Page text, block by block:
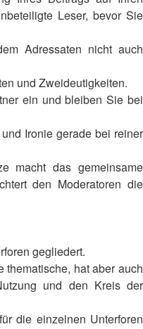
Leser, bevor Sie
Adressaten nicht auch
und Zweideutigkeiten.
ein und bleiben Sie bei
Ironie gerade bei reiner
macht das gemeinsame
den Moderatoren die
gegliedert.
hat aber auch
und den Kreis der
die einzelnen Unterforen